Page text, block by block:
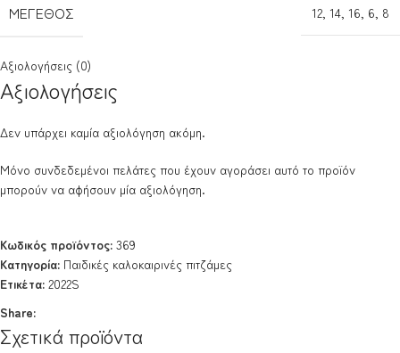
ΜΈΓΕΘΟΣ 12, 14, 16, 6, 8
Αξιολογήσεις (0)
Αξιολογήσεις
Δεν υπάρχει καμία αξιολόγηση ακόμη.
Μόνο συνδεδεμένοι πελάτες που έχουν αγοράσει αυτό το προϊόν
μπορούν να αφήσουν μία αξιολόγηση.
Κωδικός προϊόντος: 369
Κατηγορία: Παιδικές καλοκαιρινές πιτζάμες
Ετικέτα: 2022S
Share:
Σχετικά προϊόντα